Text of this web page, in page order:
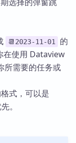
📆2023-11-01
的
在使用 Dataview
所需要的任务或
式，可以是
。